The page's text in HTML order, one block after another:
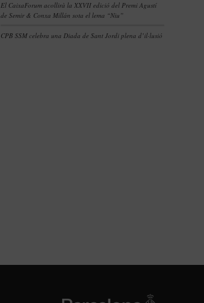
El CaixaForum acollirà la XXVII edició del Premi Agustí
de Semir & Conxa Millán sota el lema “Niu”
CPB SSM celebra una Diada de Sant Jordi plena d’il·lusió